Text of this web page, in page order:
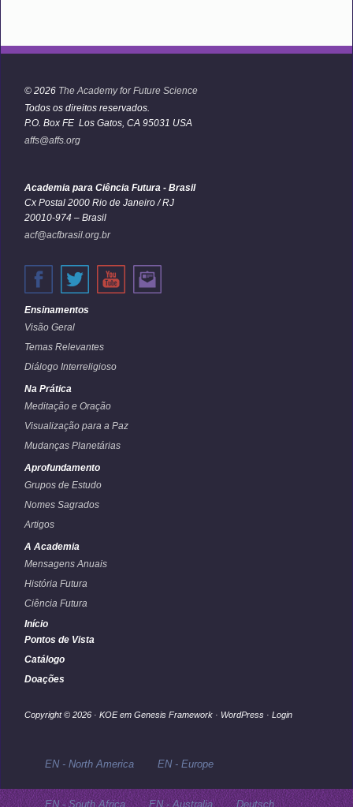
© 2026 The Academy for Future Science
Todos os direitos reservados.
P.O. Box FE Los Gatos, CA 95031 USA
affs@affs.org
Academia para Ciência Futura - Brasil
Cx Postal 2000 Rio de Janeiro / RJ
20010-974 – Brasil
acf@acfbrasil.org.br
Ensinamentos
Visão Geral
Temas Relevantes
Diálogo Interreligioso
Na Prática
Meditação e Oração
Visualização para a Paz
Mudanças Planetárias
Aprofundamento
Grupos de Estudo
Nomes Sagrados
Artigos
A Academia
Mensagens Anuais
História Futura
Ciência Futura
Início
Pontos de Vista
Catálogo
Doações
Copyright © 2026 · KOEem Genesis Framework · WordPress · Login
EN - North America EN - Europe
EN - South Africa EN - Australia Deutsch